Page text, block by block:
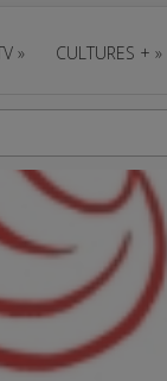
» CULTURES + »